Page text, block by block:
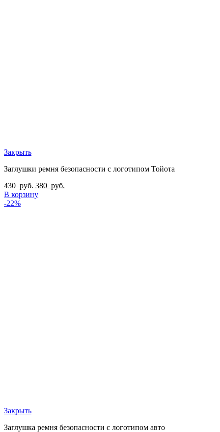
Закрыть
Заглушки ремня безопасности с логотипом Тойота
430руб. 380 руб.
В корзину
-22%
Закрыть
Заглушка ремня безопасности с логотипом авто